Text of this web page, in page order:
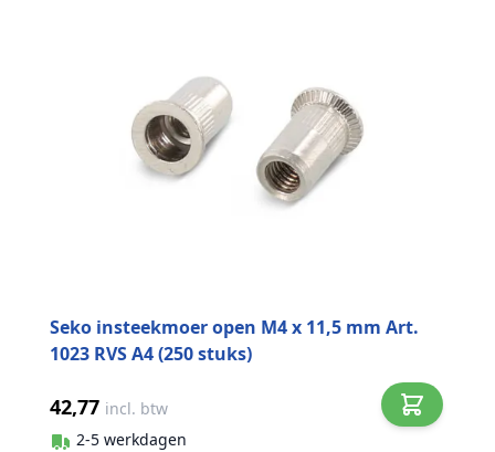
Seko insteekmoer open M4 x 11,5 mm Art.
1023 RVS A4 (250 stuks)
42,77 incl. btw
2-5 werkdagen